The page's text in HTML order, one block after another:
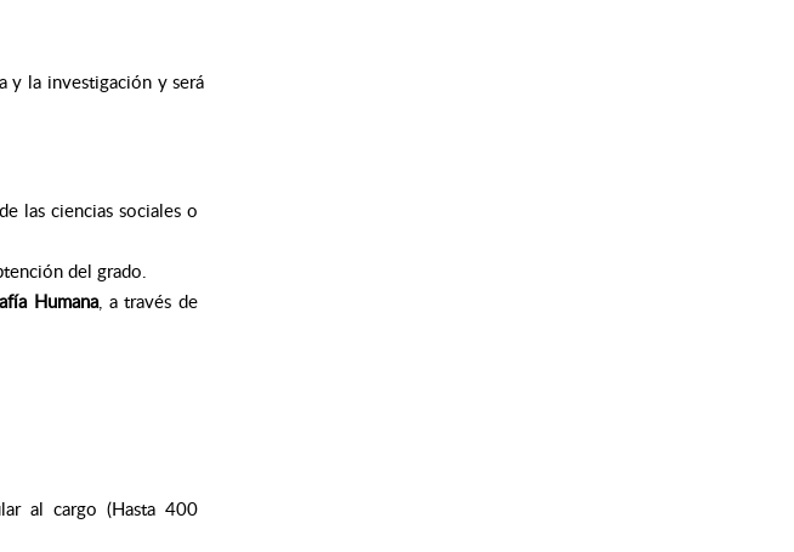
y la investigación y será
las ciencias sociales o
del grado.
Humana, a través de
al cargo (Hasta 400